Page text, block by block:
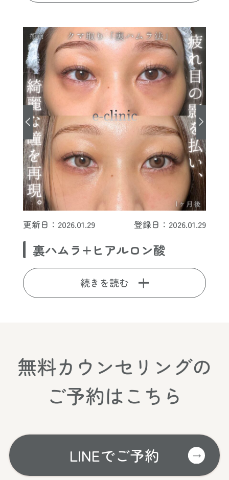
更新日：2026.01.29 登録日：2026.01.29
裏ハムラ+ヒアルロン酸
続きを読む
無料カウンセリングの
ご予約はこちら
LINEでご予約